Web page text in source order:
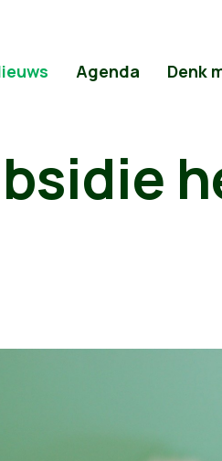
Agenda Denk